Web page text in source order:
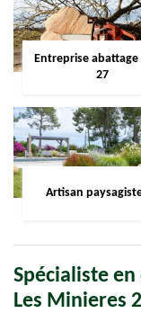
Entreprise
27
Artisan
Spécialiste
Les Minieres